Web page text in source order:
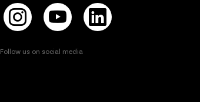
Follow us on social media